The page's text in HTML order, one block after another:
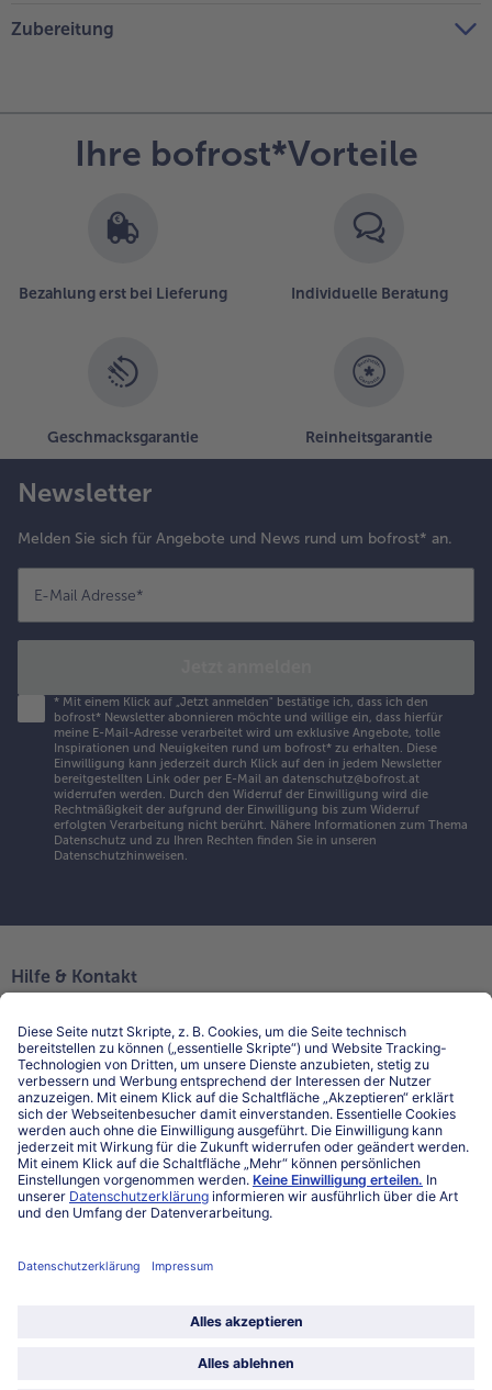
Zubereitung
Ihre bofrost*Vorteile
Bezahlung erst bei Lieferung Individuelle Beratung
Geschmacksgarantie Reinheitsgarantie
Newsletter
Melden Sie sich für Angebote und News rund um bofrost* an.
E-Mail Adresse*
* Mit einem Klick auf „Jetzt anmelden" bestätige ich, dass ich den
bofrost* Newsletter abonnieren möchte und willige ein, dass hierfür
meine E-Mail-Adresse verarbeitet wird um exklusive Angebote, tolle
Inspirationen und Neuigkeiten rund um bofrost* zu erhalten. Diese
Einwilligung kann jederzeit durch Klick auf den in jedem Newsletter
bereitgestellten Link oder per E-Mail an datenschutz@bofrost.at
widerrufen werden. Durch den Widerruf der Einwilligung wird die
Rechtmäßigkeit der aufgrund der Einwilligung bis zum Widerruf
erfolgten Verarbeitung nicht berührt. Nähere Informationen zum Thema
Datenschutz und zu Ihren Rechten finden Sie in unseren
Datenschutzhinweisen.
Hilfe & Kontakt
Kontakt
FAQ
Service
Unternehmen